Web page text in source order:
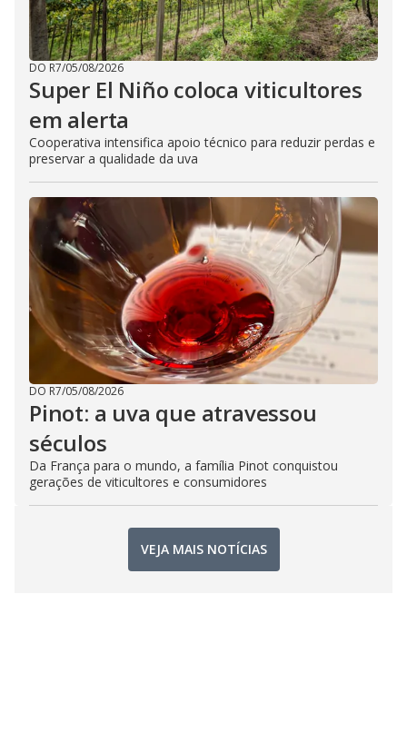
DO R7/05/08/2026
Super El Niño coloca viticultores
em alerta
Cooperativa intensifica apoio técnico para reduzir perdas e
preservar a qualidade da uva
DO R7/05/08/2026
Pinot: a uva que atravessou
séculos
Da França para o mundo, a família Pinot conquistou
gerações de viticultores e consumidores
VEJA MAIS NOTÍCIAS